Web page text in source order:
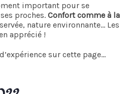
important pour se
proches. Confort comme à la
nature environnante… Les
apprécié !
sur cette page…